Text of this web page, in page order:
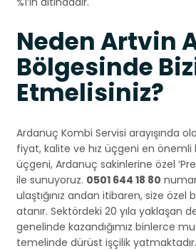
Neden Artvin
Bölgesinde
Etmelisiniz?
Ardanuç Kombi Servisi arayışında
fiyat, kalite ve hız üçgeni en önemli
üçgeni, Ardanuç sakinlerine özel
ile sunuyoruz. 0501 644 18 80
ulaştığınız andan itibaren, size
atanır. Sektördeki 20 yıla yaklaşan
genelinde kazandığımız binlerce
temelinde dürüst işçilik yatmaktadır.